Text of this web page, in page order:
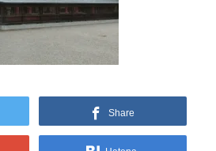
Share